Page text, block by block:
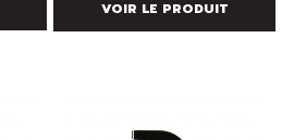
VOIR LE PRODUIT